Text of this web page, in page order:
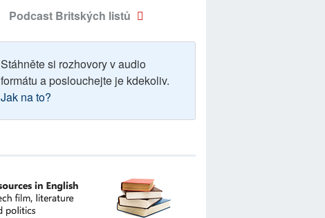
Podcast Britských listů
Stáhněte si rozhovory v audio
formátu a poslouchejte je kdekoliv.
Jak na to?